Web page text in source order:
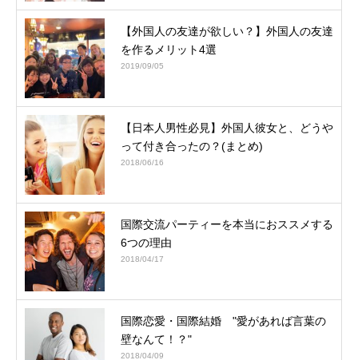
【外国人の友達が欲しい？】外国人の友達
を作るメリット4選
2019/09/05
【日本人男性必見】外国人彼女と、どうや
って付き合ったの？(まとめ)
2018/06/16
国際交流パーティーを本当におススメする
6つの理由
2018/04/17
国際恋愛・国際結婚 "愛があれば言葉の
壁なんて！？"
2018/04/09